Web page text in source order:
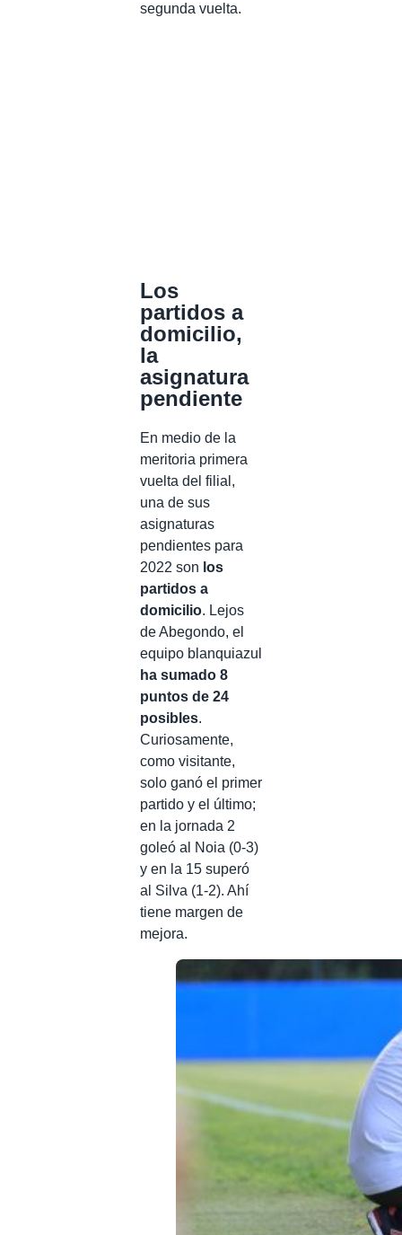
segunda vuelta.
Los
partidos a
domicilio,
la
asignatura
pendiente
En medio de la
meritoria primera
vuelta del filial,
una de sus
asignaturas
pendientes para
2022 son los
partidos a
domicilio. Lejos
de Abegondo, el
equipo blanquiazul
ha sumado 8
puntos de 24
posibles.
Curiosamente,
como visitante,
solo ganó el primer
partido y el último;
en la jornada 2
goleó al Noia (0-3)
y en la 15 superó
al Silva (1-2). Ahí
tiene margen de
mejora.